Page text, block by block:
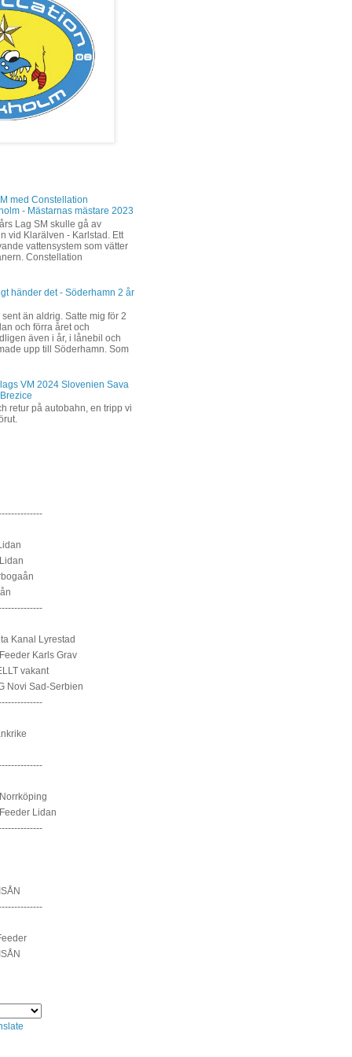
med Constellation
- Mästarnas mästare 2023
Lag SM skulle gå av
vid Klarälven - Karlstad. Ett
vattensystem som vätter
Constellation
händer det - Söderhamn 2 år
sent än aldrig. Satte mig för 2
och förra året och
även i år, i lånebil och
upp till Söderhamn. Som
VM 2024 Slovenien Sava
retur på autobahn, en tripp vi
Kanal Lyrestad
Karls Grav
vakant
Novi Sad-Serbien
Lidan